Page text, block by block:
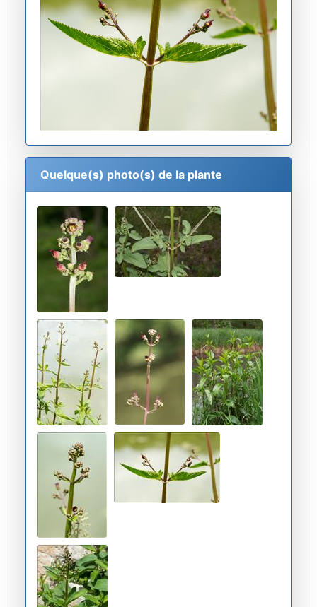
Quelque(s) photo(s) de la plante